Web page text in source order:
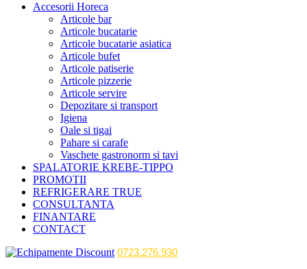
Accesorii Horeca
Articole bar
Articole bucatarie
Articole bucatarie asiatica
Articole bufet
Articole patiserie
Articole pizzerie
Articole servire
Depozitare si transport
Igiena
Oale si tigai
Pahare si carafe
Vaschete gastronorm si tavi
SPALATORIE KREBE-TIPPO
PROMOTII
REFRIGERARE TRUE
CONSULTANTA
FINANTARE
CONTACT
0723.276.930